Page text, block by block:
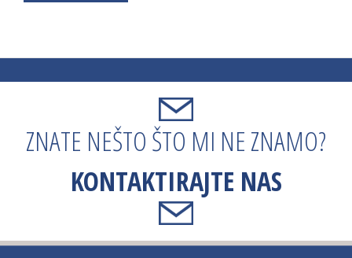
ZNATE NEŠTO ŠTO MI NE ZNAMO?
KONTAKTIRAJTE NAS